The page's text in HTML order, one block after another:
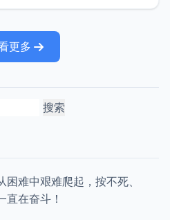
本不存在方法的实现实现子类使
更多
难中艰难爬起，按不死、
直在奋斗！